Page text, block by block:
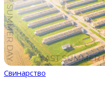
Свинарство